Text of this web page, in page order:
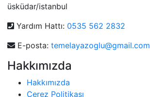
üsküdar/istanbul
Yardım Hattı: 0535 562 2832
E-posta: temelayazoglu@gmail.com
Hakkımızda
Hakkımızda
Çerez Politikası